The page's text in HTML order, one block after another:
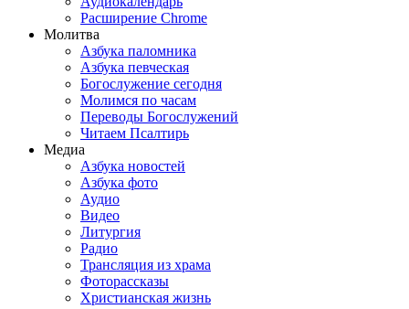
Расширение Chrome
Молитва
Азбука паломника
Азбука певческая
Богослужение сегодня
Молимся по часам
Переводы Богослужений
Читаем Псалтирь
Медиа
Азбука новостей
Азбука фото
Аудио
Видео
Литургия
Радио
Трансляция из храма
Фоторассказы
Христианская жизнь